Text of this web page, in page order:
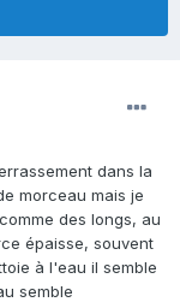
dans la
morceau mais je
des longs, au
épaisse, souvent
à l'eau il semble
semble